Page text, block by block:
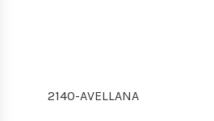
2140-AVELLANA